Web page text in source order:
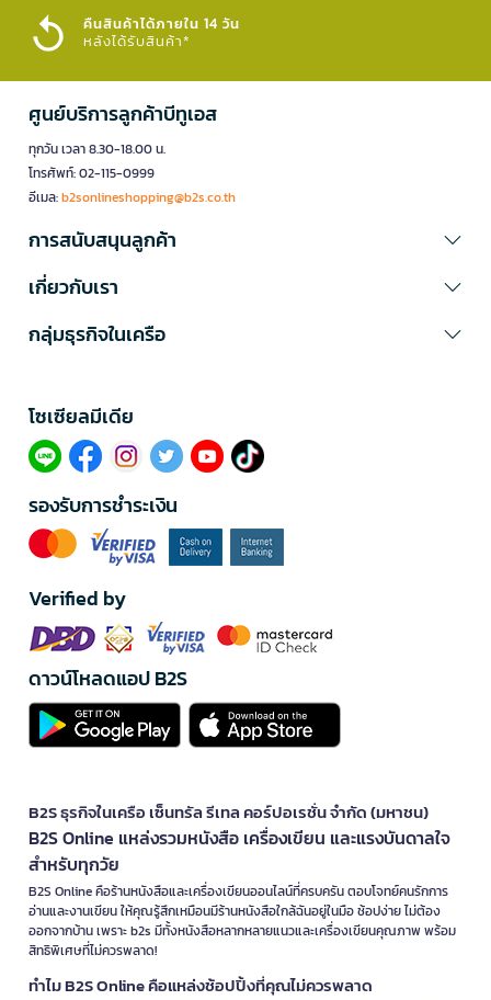
คืนสินค้าได้ภายใน 14 วัน
หลังได้รับสินค้า*
ศูนย์บริการลูกค้าบีทูเอส
ทุกวัน เวลา 8.30-18.00 น.
โทรศัพท์: 02-115-0999
อีเมล:b2sonlineshopping@b2s.co.th
การสนับสนุนลูกค้า
เกี่ยวกับเรา
กลุ่มธุรกิจในเครือ
โซเซียลมีเดีย​
รองรับการชำระเงิน
Verified by
ดาวน์โหลดแอป B2S
B2S ธุรกิจในเครือ เซ็นทรัล รีเทล คอร์ปอเรชั่น จำกัด (มหาชน)
B2S Online แหล่งรวมหนังสือ เครื่องเขียน และแรงบันดาลใจ
สำหรับทุกวัย
B2S Online คือร้านหนังสือและเครื่องเขียนออนไลน์ที่ครบครัน ตอบโจทย์คนรักการ
อ่านและงานเขียน ให้คุณรู้สึกเหมือนมีร้านหนังสือใกล้ฉันอยู่ในมือ ช้อปง่าย ไม่ต้อง
ออกจากบ้าน เพราะ b2s มีทั้งหนังสือหลากหลายแนวและเครื่องเขียนคุณภาพ พร้อม
สิทธิพิเศษที่ไม่ควรพลาด!
ทำไม B2S Online คือแหล่งช้อปปิ้งที่คุณไม่ควรพลาด